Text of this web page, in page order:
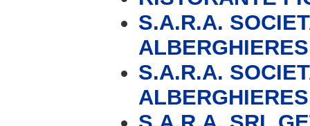
S.A.R.A.
S.A.R.A.